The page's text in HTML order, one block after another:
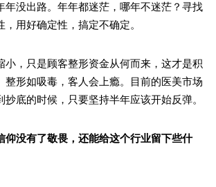
没出路。年年都迷茫，哪年不迷茫？寻找
用好确定性，搞定不确定。
，只是顾客整形资金从何而来，这才是积
整形如吸毒，客人会上瘾。目前的医美市场
底的时候，只要坚持半年应该开始反弹。
仰没有了敬畏，还能给这个行业留下些什